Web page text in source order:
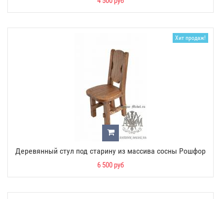
Хит продаж!
Деревянный стул под старину из массива сосны Рошфор
6 500 руб